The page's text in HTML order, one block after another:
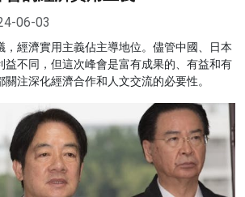
06-03
，經濟實用主義佔主導地位。儘管中國、日本
益不同，但這次峰會是富有成果的、有益和有
注深化經濟合作和人文交流的必要性。